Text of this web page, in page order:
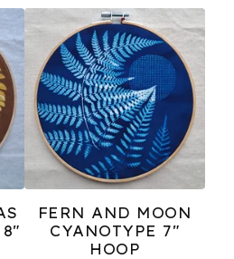
FERN AND MOON
CYANOTYPE 7"
HOOP